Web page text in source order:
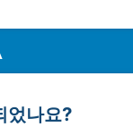
었나요?